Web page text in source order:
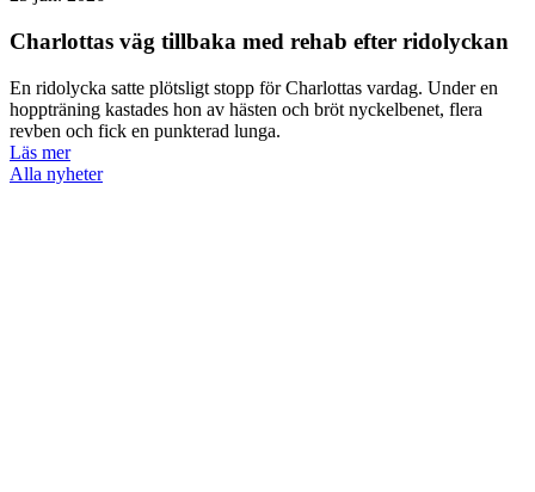
Charlottas väg tillbaka med rehab efter ridolyckan
En ridolycka satte plötsligt stopp för Charlottas vardag. Under en
hoppträning kastades hon av hästen och bröt nyckelbenet, flera
revben och fick en punkterad lunga.
Läs mer
Alla nyheter